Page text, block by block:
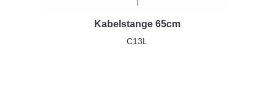
Kabelstange 65cm
C13L